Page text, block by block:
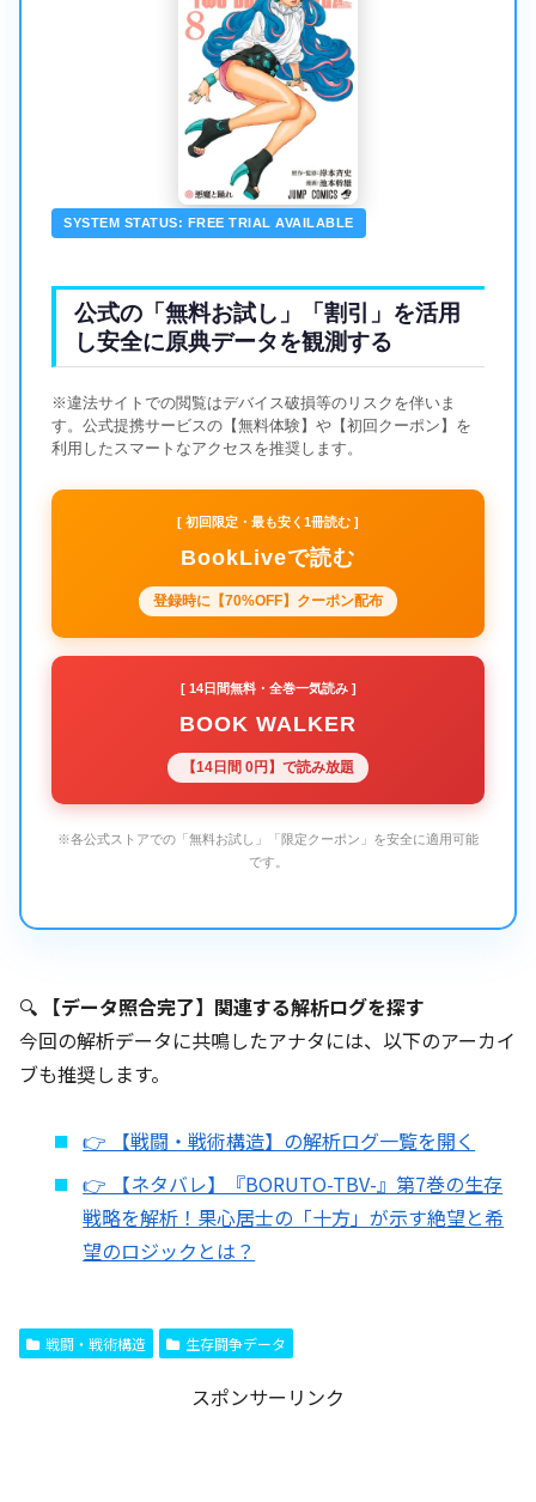
SYSTEM STATUS: FREE TRIAL AVAILABLE
公式の「無料お試し」「割引」を活用
し安全に原典データを観測する
※違法サイトでの閲覧はデバイス破損等のリスクを伴いま
す。公式提携サービスの【無料体験】や【初回クーポン】を
利用したスマートなアクセスを推奨します。
[ 初回限定・最も安く1冊読む ]
BookLiveで読む
登録時に【70%OFF】クーポン配布
[ 14日間無料・全巻一気読み ]
BOOK WALKER
【14日間 0円】で読み放題
※各公式ストアでの「無料お試し」「限定クーポン」を安全に適用可能
です。
🔍 【データ照合完了】関連する解析ログを探す
今回の解析データに共鳴したアナタには、以下のアーカイ
ブも推奨します。
👉 【戦闘・戦術構造】の解析ログ一覧を開く
👉 【ネタバレ】『BORUTO-TBV-』第7巻の生存
戦略を解析！果心居士の「十方」が示す絶望と希
望のロジックとは？
戦闘・戦術構造 生存闘争データ
スポンサーリンク